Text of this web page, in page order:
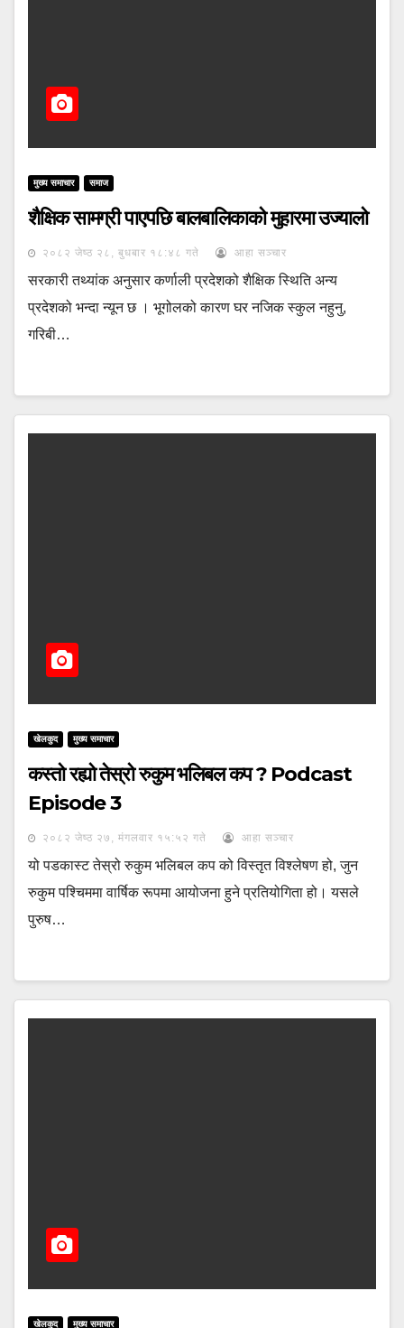
मुख्य समाचार समाज
शैक्षिक सामग्री पाएपछि बालबालिकाको मुहारमा उज्यालो
२०८२ जेष्ठ २८, बुधबार १८:४८ गते आहा सञ्चार
सरकारी तथ्यांक अनुसार कर्णाली प्रदेशको शैक्षिक स्थिति अन्य
प्रदेशको भन्दा न्यून छ । भूगोलको कारण घर नजिक स्कुल नहुनु,
गरिबी…
खेलकुद मुख्य समाचार
कस्तो रह्यो तेस्रो रुकुम भलिबल कप ? Podcast
Episode 3
२०८२ जेष्ठ २७, मंगलवार १५:५२ गते आहा सञ्चार
यो पडकास्ट तेस्रो रुकुम भलिबल कप को विस्तृत विश्लेषण हो, जुन
रुकुम पश्चिममा वार्षिक रूपमा आयोजना हुने प्रतियोगिता हो। यसले
पुरुष…
खेलकुद मुख्य समाचार